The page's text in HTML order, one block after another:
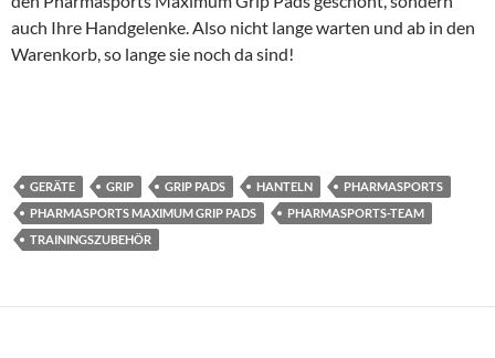
auch Ihre Handgelenke. Also nicht lange warten und ab in den
Warenkorb, so lange sie noch da sind!
GERÄTE GRIP GRIP PADS HANTELN
PHARMASPORTS
PHARMASPORTS MAXIMUM GRIP PADS
PHARMASPORTS-TEAM
TRAININGSZUBEHÖR